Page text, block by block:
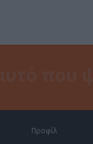
Προφίλ